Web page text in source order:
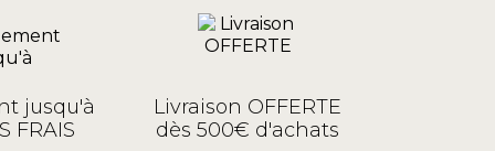
jusqu'à
FRAIS
Livraison OFFERTE
dès 500€ d'achats